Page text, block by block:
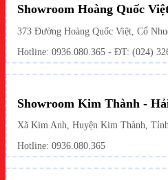
Showroom Hoàng Quốc
373 Đường Hoàng Quốc Việt, Cổ
Hotline: 0936.080.365 - ĐT: (024)
Showroom Kim Thành -
Xã Kim Anh, Huyện Kim Thành,
Hotline: 0936.080.365